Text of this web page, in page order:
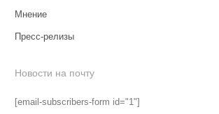
Мнение
Пресс-релизы
Новости на почту
[email-subscribers-form id="1"]